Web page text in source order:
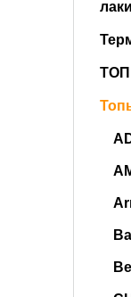
лаки
ТОП